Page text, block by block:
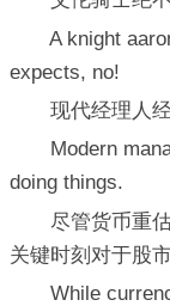
A knight aaron
expects, no!
现代经理人经
Modern
doing things.
尽管货币重估
关键时刻对于股
While